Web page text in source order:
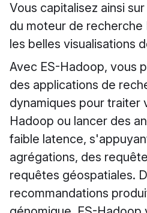
Vous capitalisez ainsi
du moteur de recherche
les belles visualisations
Avec ES-Hadoop, vous
des applications de
dynamiques pour traiter
Hadoop ou lancer des
faible latence,
agrégations, des
requêtes géospatiales.
recommandations